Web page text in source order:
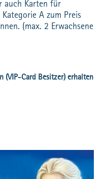
auch Karten für
A zum Preis
(max. 2 Erwachsene